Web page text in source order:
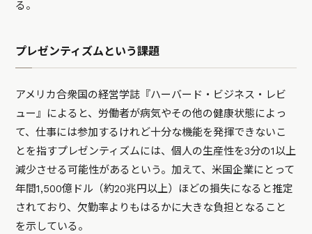
る。
プレゼンティズムという課題
アメリカ合衆国の経営学誌『ハーバード・ビジネス・レビ
ュー』によると、労働者が病気やその他の健康状態によっ
て、仕事には参加するけれど十分な機能を発揮できないこ
とを指すプレゼンティズムには、個人の生産性を3分の1以上
減少させる可能性があるという。加えて、米国企業にとって
年間1,500億ドル（約20兆円以上）ほどの損失になると推定
されており、欠勤率よりもはるかに大きな負担となること
を示している。